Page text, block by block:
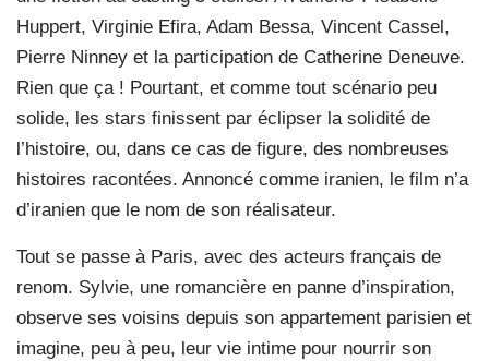
Huppert, Virginie Efira, Adam Bessa, Vincent Cassel,
Pierre Ninney et la participation de Catherine Deneuve.
Rien que ça ! Pourtant, et comme tout scénario peu
solide, les stars finissent par éclipser la solidité de
l’histoire, ou, dans ce cas de figure, des nombreuses
histoires racontées. Annoncé comme iranien, le film n’a
d’iranien que le nom de son réalisateur.
Tout se passe à Paris, avec des acteurs français de
renom. Sylvie, une romancière en panne d’inspiration,
observe ses voisins depuis son appartement parisien et
imagine, peu à peu, leur vie intime pour nourrir son